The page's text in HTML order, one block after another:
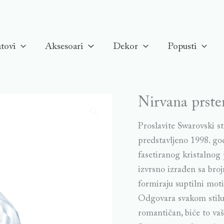
Aksesoari Dekor Popusti
Nirvana
Proslavite Swarovski
predstavljeno 1998.
fasetiranog
izvrsno izrađen sa
formiraju suptilni
Odgovara svakom
romantičan, biće to